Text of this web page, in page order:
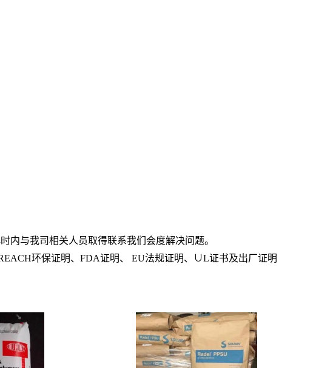
内与我司相关人员取得联系我们会度解决问题。
环保证明、 FDA证明、 EU法规证明、 ∪L证书及出厂证明